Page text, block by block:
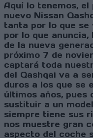
Aquí lo tenemos,
nuevo Nissan
tanta por lo que se
por lo que
de la nueva
próximo 7 de
captará toda
del Qashqai va a
duros a los que se
últimos años, pues
sustituir a un
siempre tiene sus
nos muestre gran
aspecto del coche